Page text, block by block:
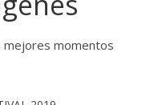
mejores momentos